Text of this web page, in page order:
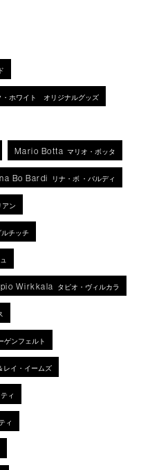
・ホワイト オリジナルグッズ
Mario Botta マリオ・ボッタ
Bo Bardi リナ・ボ ・バルディ
アン
チッチ
Wirkkala タピオ・ヴィルカラ
ゲンフェルト
レイ・イームズ
ィ
ィ